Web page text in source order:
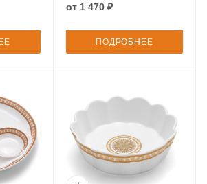
от 1 470 ₽
ПОДРОБНЕЕ